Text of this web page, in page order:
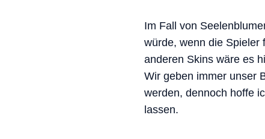
Im Fall von
würde, wenn die Spieler
anderen Skins wäre es
Wir geben immer unser
werden, dennoch hoffe
lassen.